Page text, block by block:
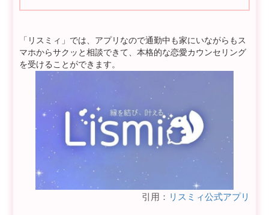
「リスミィ」では、アプリなので通勤中も家にいながらもス
マホからサクッと相談できて、本格的な恋愛カウンセリング
を受けることができます。
引用： リスミィ公式アプリ